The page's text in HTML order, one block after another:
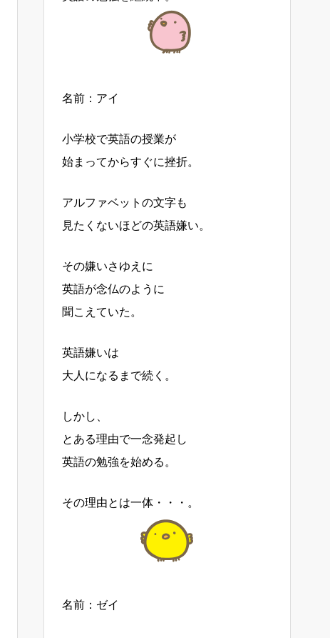
名前：アイ
小学校で英語の授業が
始まってからすぐに挫折。
アルファベットの文字も
見たくないほどの英語嫌い。
その嫌いさゆえに
英語が念仏のように
聞こえていた。
英語嫌いは
大人になるまで続く。
しかし、
とある理由で一念発起し
英語の勉強を始める。
その理由とは一体・・・。
名前：ゼイ